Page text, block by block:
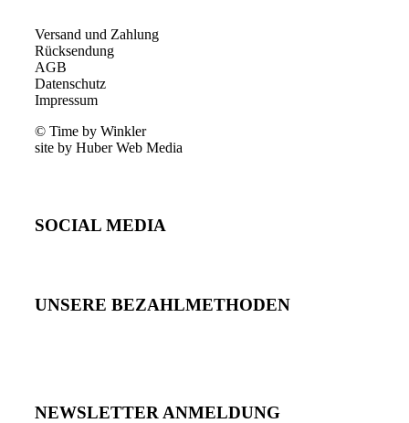
Versand und Zahlung
Rücksendung
AGB
Datenschutz
Impressum
© Time by Winkler
site by Huber Web Media
SOCIAL MEDIA
UNSERE BEZAHLMETHODEN
NEWSLETTER ANMELDUNG